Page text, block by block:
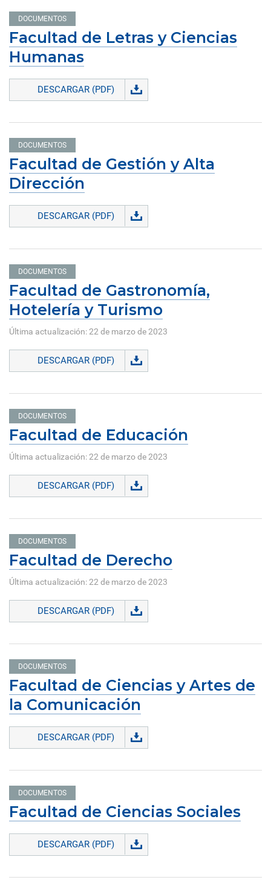
DOCUMENTOS
Facultad de Letras y Ciencias
Humanas
DESCARGAR (PDF)
DOCUMENTOS
Facultad de Gestión y Alta
Dirección
DESCARGAR (PDF)
DOCUMENTOS
Facultad de Gastronomía,
Hotelería y Turismo
Última actualización: 22 de marzo de 2023
DESCARGAR (PDF)
DOCUMENTOS
Facultad de Educación
Última actualización: 22 de marzo de 2023
DESCARGAR (PDF)
DOCUMENTOS
Facultad de Derecho
Última actualización: 22 de marzo de 2023
DESCARGAR (PDF)
DOCUMENTOS
Facultad de Ciencias y Artes de
la Comunicación
DESCARGAR (PDF)
DOCUMENTOS
Facultad de Ciencias Sociales
DESCARGAR (PDF)